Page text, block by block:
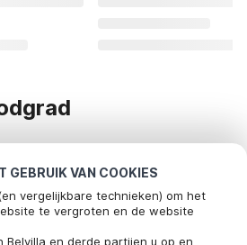
GEBRUIK VAN COOKIES
vergelijkbare technieken) om het
te vergroten en de website
Belvilla en derde partijen u op en
Wij bezorgen je een onvergetelijke
het onderstaande aanbod van
of huur een vakantiehuis op één
Bel om te boeken